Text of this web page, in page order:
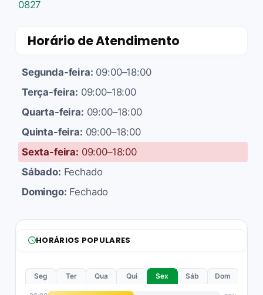
0827
Horário de Atendimento
Segunda-feira: 09:00–18:00
Terça-feira: 09:00–18:00
Quarta-feira: 09:00–18:00
Quinta-feira: 09:00–18:00
Sexta-feira: 09:00–18:00
Sábado: Fechado
Domingo: Fechado
HORÁRIOS POPULARES
Seg Ter Qua Qui Sex Sáb Dom